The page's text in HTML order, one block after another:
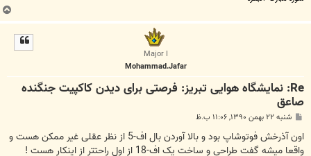
ب
ا
Major I
Mohammad.Jafar
Re: نمایشگاه هوایی تبریز: فرصتی برای دیدن کاکپیت جنگنده
صاعق
پ
ت
شنبه ۲۲ بهمن ۱۳۹۰, ۱۱:۰۶ ب.ظ
اون آذرخش فوتوشاپ بود و بالا آوردن بال اف-5 از نظر عقلی غیر ممکن هست و
واقعا میشه گفت طراحی و ساخت یک اف-18 از اول راحتتر از اینکار هست !